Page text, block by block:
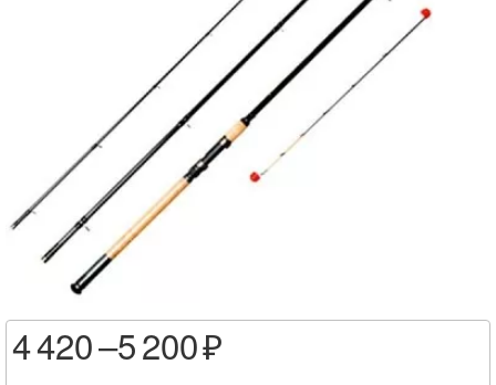
4 420 –5 200